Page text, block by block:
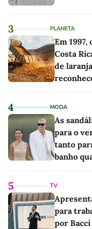
3 PLANETA
Em
Costa
de
4 MODA
As
para o
tanto
banho
5 TV
para
por Bacci